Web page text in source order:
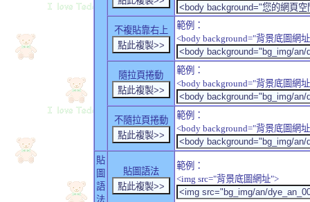
不複貼靠右上
範例：
<body background="背景底圖網
隨拉頁捲動
範例：
<body background="背景底圖網
不隨拉頁捲動
範例：
<body background="背景底圖網
貼
圖
語
法
貼圖語法
範例：
<img src="背景底圖網址">